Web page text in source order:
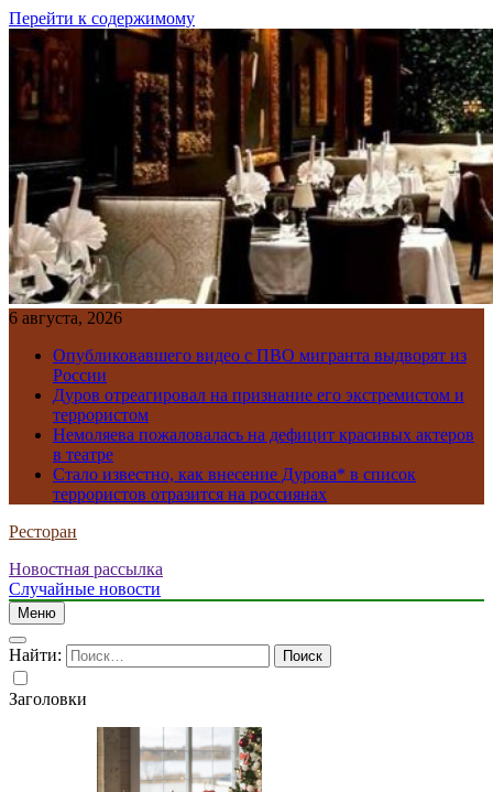
Перейти к содержимому
6 августа, 2026
Опубликовавшего видео с ПВО мигранта выдворят из
России
Дуров отреагировал на признание его экстремистом и
террористом
Немоляева пожаловалась на дефицит красивых актеров
в театре
Стало известно, как внесение Дурова* в список
террористов отразится на россиянах
Ресторан
Новостная рассылка
Случайные новости
Меню
Найти:
Заголовки